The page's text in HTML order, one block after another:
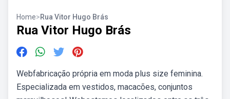
Home>Rua Vitor Hugo Brás
Rua Vitor Hugo Brás
Webfabricação própria em moda plus size feminina.
Especializada em vestidos, macacões, conjuntos